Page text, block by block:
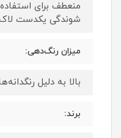
منعطف برای
شوندگی یکدست
میزان رنگ‌دهی:
بالا به دلیل
برند: